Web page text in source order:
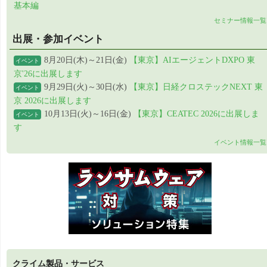
基本編
セミナー情報一覧
出展・参加イベント
イベント 8月20日(木)～21日(金)
【東京】AIエージェントDXPO 東
京'26に出展します
イベント 9月29日(火)～30日(水)
【東京】日経クロステックNEXT 東
京 2026に出展します
イベント 10月13日(火)～16日(金)
【東京】CEATEC 2026に出展しま
す
イベント情報一覧
クライム製品・サービス